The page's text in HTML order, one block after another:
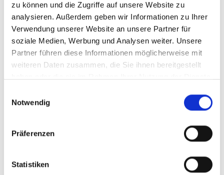
zu können und die Zugriffe auf unsere Website zu
analysieren. Außerdem geben wir Informationen zu Ihrer
Verwendung unserer Website an unsere Partner für
soziale Medien, Werbung und Analysen weiter. Unsere
Partner führen diese Informationen möglicherweise mit
weiteren Daten zusammen, die Sie ihnen bereitgestellt
Notwendig
Präferenzen
Statistiken